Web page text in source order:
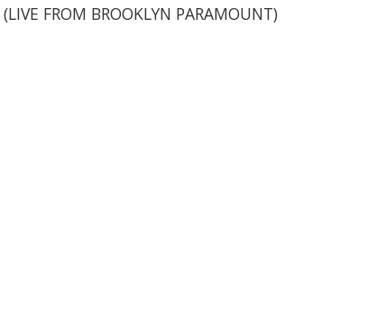
FROM BROOKLYN PARAMOUNT)